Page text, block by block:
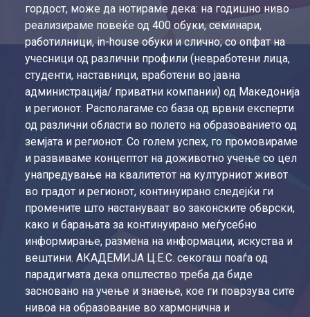
гордост, може да нотираме дека: на годишно ниво
реализираме повеќе од 400 обуки, семинари,
работилници, in-house обуки и слично; со опфат на
учесници од различни профили (невработени лица,
студенти, наставници, вработени во јавна
администрација/ приватни компании) од Македонија
и регионот. Располагаме со база од врвни експерти
од различни области во полето на образованието од
земјата и регионот. Со голем успех, го промовираме
и развиваме концептот на доживотно учење со цел
унапредување на квалитетот на културниот живот
во градот и регионот, континуирано следејќи ги
промените што настануваат во законските обврски,
како и барањата за континуирано меѓусебно
информирање, размена на информации, искуства и
вештини. АКАДЕМИЈА Ц.Е.С. секогаш поаѓа од
парадигмата дека општество треба да биде
засновано на учење и знаење, кое ги поврзува сите
нивоа на образование во хармонична и